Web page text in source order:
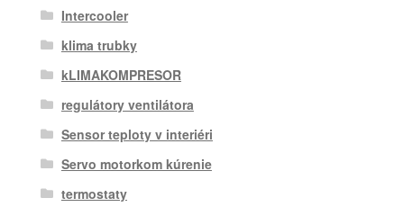
Intercooler
klima trubky
kLIMAKOMPRESOR
regulátory ventilátora
Sensor teploty v interiéri
Servo motorkom kúrenie
termostaty